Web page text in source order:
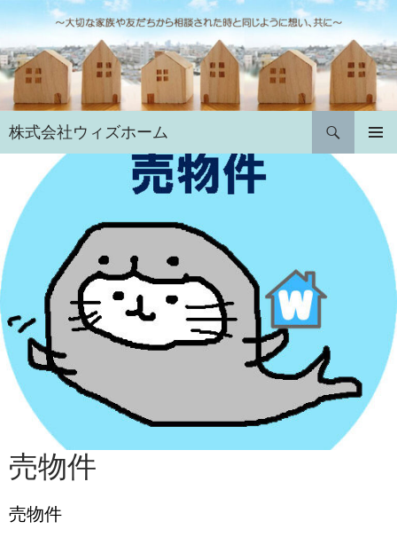
ン
テ
ン
ツ
へ
ス
キ
株式会社ウィズホーム
検
索
売物件
売物件